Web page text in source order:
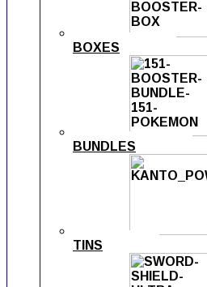
BOXES
BUNDLES
TINS